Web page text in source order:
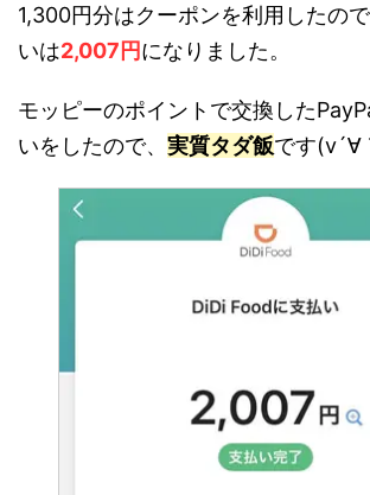
1,300円分はクーポンを利用したの
いは2,007円になりました。
モッピーのポイントで交換した
いをしたので、 実質タダ飯です(v´∀